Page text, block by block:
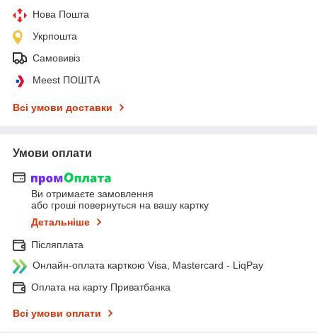
Нова Пошта
Укрпошта
Самовивіз
Meest ПОШТА
Всі умови доставки
Умови оплати
Ви отримаєте замовлення
або гроші повернуться на вашу картку
Детальніше
Післяплата
Онлайн-оплата карткою Visa, Mastercard - LiqPay
Оплата на карту Приватбанка
Всі умови оплати